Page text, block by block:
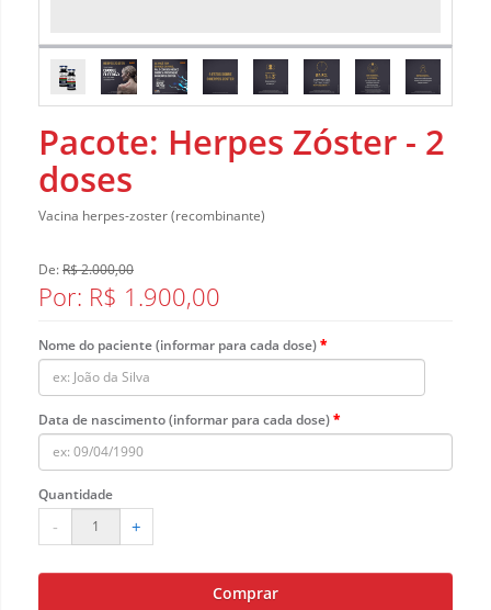
Pacote: Herpes Zóster - 2
doses
Vacina herpes-zoster (recombinante)
De:R$ 2.000,00
Por: R$ 1.900,00
Nome do paciente (informar para cada dose)
Data de nascimento (informar para cada dose)
Quantidade
- +
Comprar